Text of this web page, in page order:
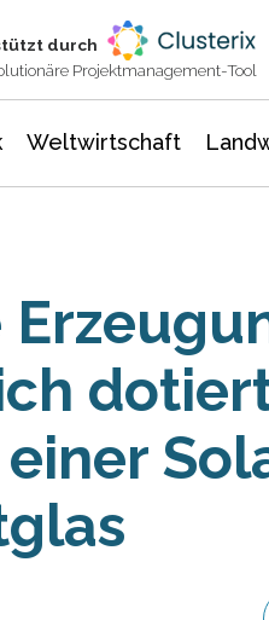
durch
Projektmanagement-Tool
Weltwirtschaft